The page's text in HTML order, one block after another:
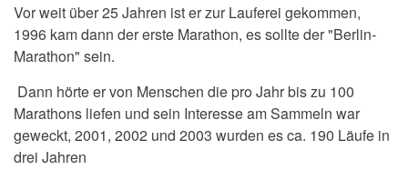
Vor weit über 25 Jahren ist er zur Lauferei gekommen,
1996 kam dann der erste Marathon, es sollte der "Berlin-
Marathon" sein.
Dann hörte er von Menschen die pro Jahr bis zu 100
Marathons liefen und sein Interesse am Sammeln war
geweckt, 2001, 2002 und 2003 wurden es ca. 190 Läufe in
drei Jahren